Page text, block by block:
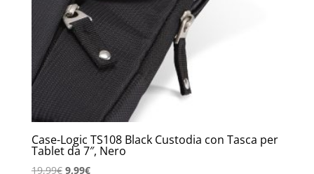
Case-Logic TS108 Black Custodia con Tasca per
Tablet da 7″, Nero
19,99€ Il
9,99€Il